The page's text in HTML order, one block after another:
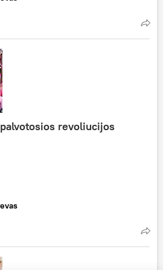
revoliucijos